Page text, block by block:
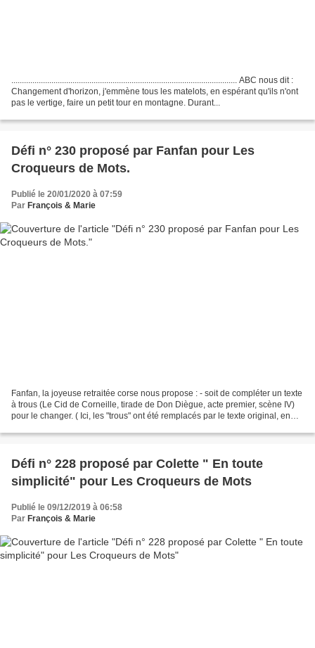
........................................................................................................... ABC nous dit :
Changement d'horizon, j'emmène tous les matelots, en espérant qu'ils n'ont
pas le vertige, faire un petit tour en montagne. Durant...
Défi n° 230 proposé par Fanfan pour Les
Croqueurs de Mots.
Publié le 20/01/2020 à 07:59
Par François & Marie
Fanfan, la joyeuse retraitée corse nous propose : - soit de compléter un texte
à trous (Le Cid de Corneille, tirade de Don Diègue, acte premier, scène IV)
pour le changer. ( Ici, les "trous" ont été remplacés par le texte original, en
Défi n° 228 proposé par Colette " En toute
simplicité" pour Les Croqueurs de Mots
Publié le 09/12/2019 à 06:58
Par François & Marie